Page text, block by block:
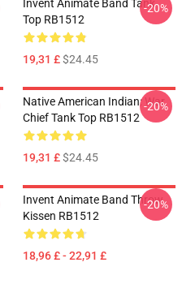
Invent Animate Band Tank
Top RB1512
19,31 £$24.45
-20%
Native American Indian: War
Chief Tank Top RB1512
19,31 £$24.45
-20%
Invent Animate Band Throw
Kissen RB1512
18,96 £ - 22,91 £
-20%